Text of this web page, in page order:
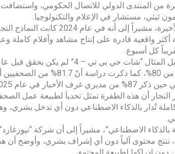
من المنتدى الدولي للاتصال الحكومي،
ثيثي، مستشار في الإعلام والتكنولوجيا.
وأوضح النجار أن الذكاء الاصطناعي شهد قفزات هائلة في السنوات الأخيرة، مشيراً إلى
شهد عام 2025 ظهور نماذج صينية أكثر واقعية قادرة على إنتاج مشاهد وأفلام
كل أسبوع.
وقال: “إن قدرة هذه النماذج على التعلم تتطور بوتيرة عالية، فعلى سبيل المثال “شات
نسبة 30% من الإجابات الصحيحة، بينما ارتفعت النسبة اليوم إلى أكثر من 80%، كما ذكرت دراسة
النجار أن هذه الطفرة تمثل تحدياَ لطبيعة عمل
تُدار بالذكاء الاصطناعي دون أي تدخل بشري،
الاصطناعي”، مشيراً إلى أن شركة “نيوزغارد”
تنتج محتوى آلياً دون أي إشراف بشري، وأوضح أن